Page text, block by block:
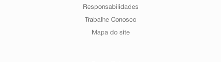
Responsabilidades
Trabalhe Conosco
Mapa do site